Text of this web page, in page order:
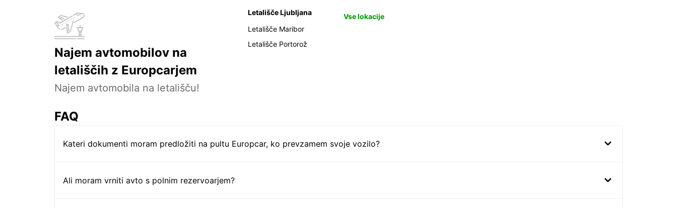
Najem avtomobilov na
letališčih z Europcarjem
Najem avtomobila na letališču!
Letališče Ljubljana
Letališče Maribor
Letališče Portorož
Vse lokacije
FAQ
Kateri dokumenti moram predložiti na pultu Europcar, ko prevzamem svoje vozilo?
Ali moram vrniti avto s polnim rezervoarjem?